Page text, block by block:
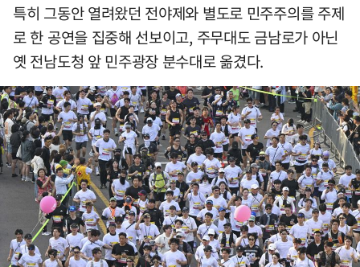
특히 그동안 열려왔던 전야제와 별도로 민주주의를 주제
로 한 공연을 집중해 선보이고, 주무대도 금남로가 아닌
옛 전남도청 앞 민주광장 분수대로 옮겼다.